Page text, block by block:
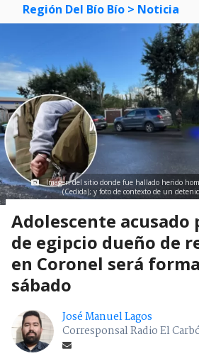
Región Del Bío Bío > Noticia
Imagen del sitio donde fue hallado herido
(Cedida); y foto de contexto de un
Adolescente acusado
de egipcio dueño de
en Coronel será
sábado
José Manuel Lagos
Corresponsal Radio El